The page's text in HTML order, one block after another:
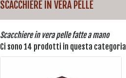
SCACCHIERE IN VERA PELLE
Scacchiere in vera pelle fatte a mano
Ci sono 14 prodotti in questa categoria